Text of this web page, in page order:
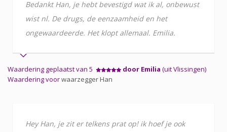
Bedankt Han, je hebt bevestigd wat ik al, onbewust
wist nl. De drugs, de eenzaamheid en het
ongewaardeerde. Het klopt allemaal. Emilia.
Waardering geplaatst van 5 door Emilia (uit Vlissingen)
Waardering voorwaarzegger Han
Hey Han, je zit er telkens prat op! ik hoef je ook